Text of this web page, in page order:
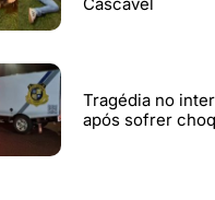
Tragédia no
após sofrer